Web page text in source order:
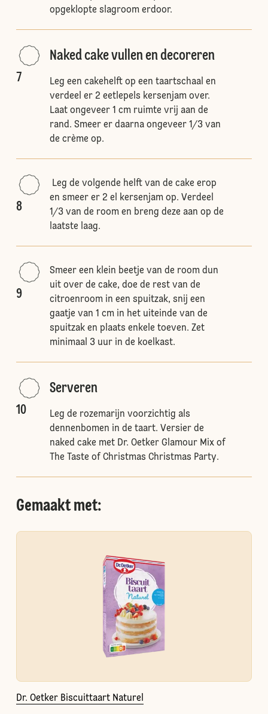
opgeklopte slagroom erdoor.
7
Naked cake vullen en decoreren
Leg een cakehelft op een taartschaal en
verdeel er 2 eetlepels kersenjam over.
Laat ongeveer 1 cm ruimte vrij aan de
rand. Smeer er daarna ongeveer 1/3 van
de crème op.
8
Leg de volgende helft van de cake erop
en smeer er 2 el kersenjam op. Verdeel
1/3 van de room en breng deze aan op de
laatste laag.
9
Smeer een klein beetje van de room dun
uit over de cake, doe de rest van de
citroenroom in een spuitzak, snij een
gaatje van 1 cm in het uiteinde van de
spuitzak en plaats enkele toeven. Zet
minimaal 3 uur in de koelkast.
10
Serveren
Leg de rozemarijn voorzichtig als
dennenbomen in de taart. Versier de
naked cake met Dr. Oetker Glamour Mix of
The Taste of Christmas Christmas Party.
Gemaakt met:
Dr. Oetker Biscuittaart Naturel